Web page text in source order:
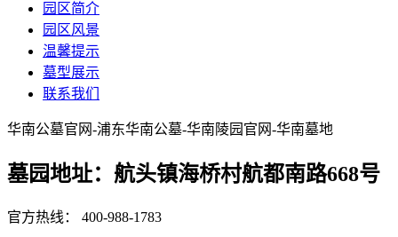
园区简介
园区风景
温馨提示
墓型展示
联系我们
华南公墓官网-浦东华南公墓-华南陵园官网-华南墓地
墓园地址：航头镇海桥村航都南路668号
官方热线： 400-988-1783